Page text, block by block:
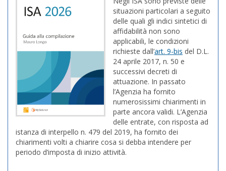
situazioni particolari a seguito
delle quali gli indici sintetici di
affidabilità non sono
applicabili, le condizioni
richieste dall’art. 9-bis del D.L.
24 aprile 2017, n. 50 e
successivi decreti di
attuazione. In passato
l’Agenzia ha fornito
numerosissimi chiarimenti in
parte ancora validi. L’Agenzia
delle entrate, con risposta ad
istanza di interpello n. 479 del 2019, ha fornito dei
chiarimenti volti a chiarire cosa si debba intendere per
periodo d’imposta di inizio attività.